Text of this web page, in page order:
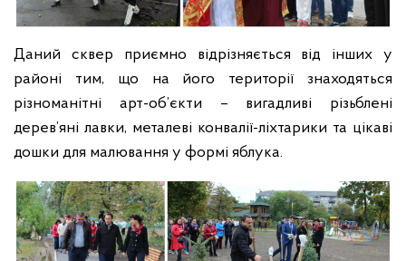
Даний сквер приємно відрізняється від інших у
районі тим, що на його території знаходяться
різноманітні арт-об’єкти – вигадливі різьблені
дерев’яні лавки, металеві конвалії-ліхтарики та цікаві
дошки для малювання у формі яблука.